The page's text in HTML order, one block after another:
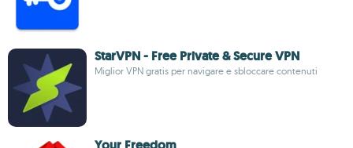
StarVPN - Free Private & Secure VPN
Miglior VPN gratis per navigare e sbloccare contenuti